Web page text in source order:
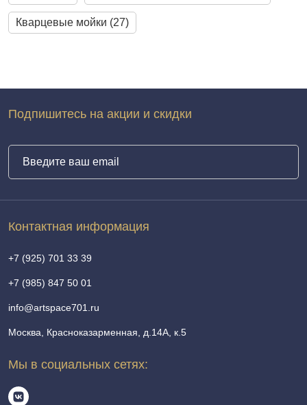
Кварцевые мойки (27)
Контактная информация
+7 (925) 701 33 39
+7 (985) 847 50 01
info@artspace701.ru
Москва, Красноказарменная, д.14А, к.5
Мы в социальных сетях:
Подпишитесь на акции и скидки